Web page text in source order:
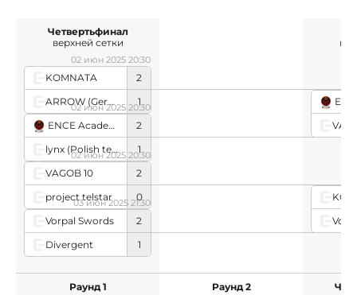
KOMNATA
2
ARROW (German team)
1
02 июн 2025 20:30
ENCE Academy
2
lynx (Polish team)
1
02 июн 2025 20:30
VAGOB 10
2
project telstar
0
02 июн 2025 20:30
Vorpal Swords
2
Divergent
1
03 июн 2025 21:30
Четвертьфинал
верхней сетки
Раунд 1 Раунд 2